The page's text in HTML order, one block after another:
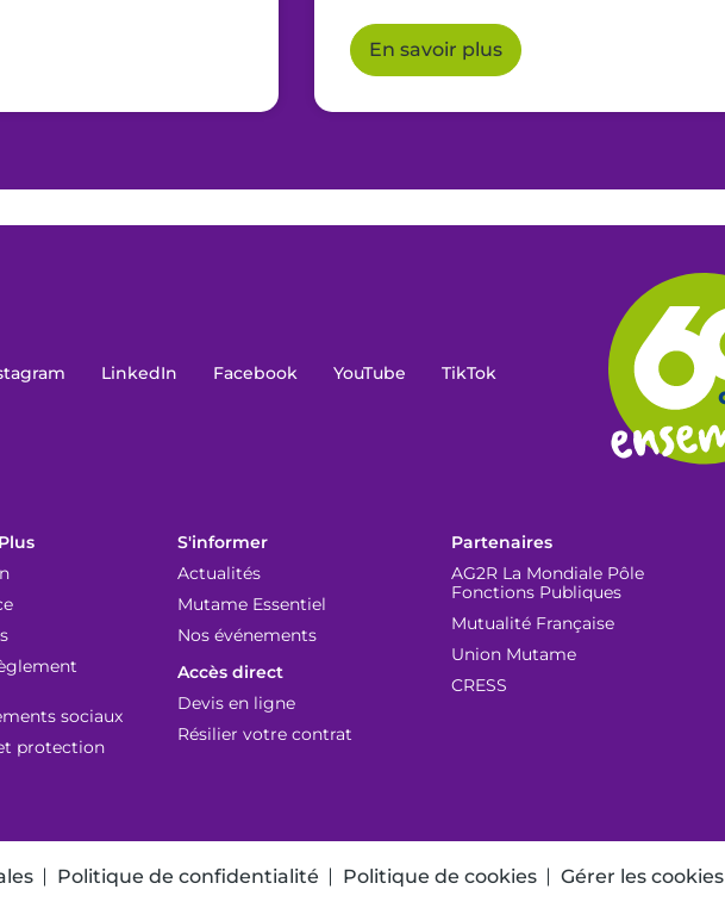
En savoir plus
LinkedIn Facebook YouTube TikTok
sociaux
protection
S'informer
Actualités
Mutame Essentiel
Nos événements
Accès direct
Devis en ligne
Résilier votre contrat
Partenaires
AG2R La Mondiale Pôle
Fonctions Publiques
Mutualité Française
Union Mutame
CRESS
Politique de confidentialité Politique de cookies Gérer les cookies